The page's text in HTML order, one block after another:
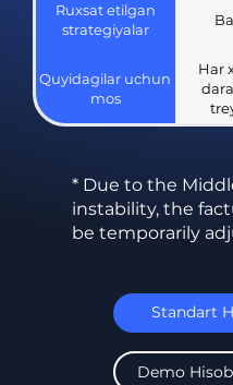
Ruxsat etilgan
strategiyalar
Quyidagilar uchun
mos
Har
* Due to the
instability, the
be temporarily
Standart
Demo